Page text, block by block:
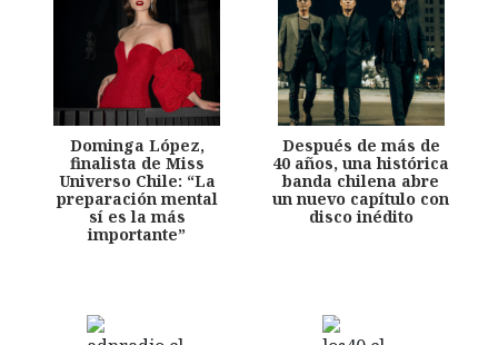
Dominga López,
finalista de Miss
Universo Chile: “La
preparación mental
sí es la más
importante”
Después de más de
40 años, una histórica
banda chilena abre
un nuevo capítulo con
disco inédito